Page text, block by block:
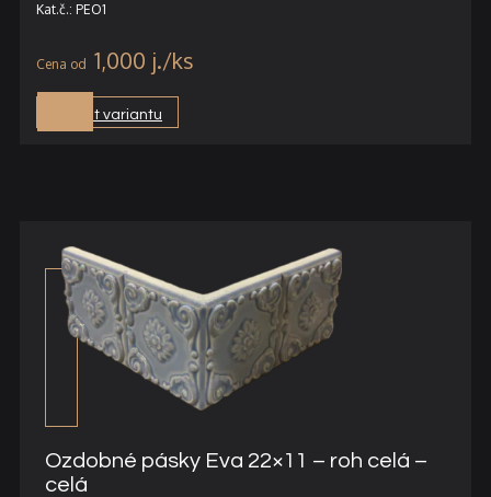
Kat.č.: PEO1
1,000 j.
Vybrat variantu
Ozdobné pásky Eva 22×11 – roh celá –
celá